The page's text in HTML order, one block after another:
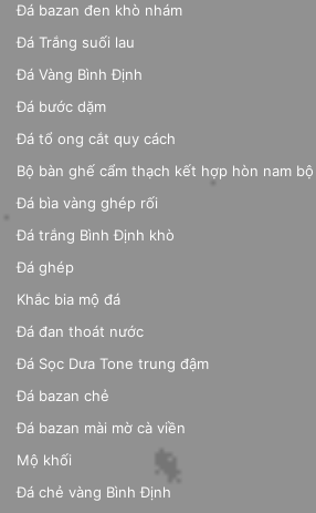
Đá bazan đen khò nhám
Đá Trắng suối lau
Đá Vàng Bình Định
Đá bước dặm
Đá tổ ong cắt quy cách
Bộ bàn ghế cẩm thạch kết hợp hòn nam bộ
Đá bìa vàng ghép rối
Đá trắng Bình Định khò
Đá ghép
Khắc bia mộ đá
Đá đan thoát nước
Đá Sọc Dưa Tone trung đậm
Đá bazan chẻ
Đá bazan mài mờ cà viền
Mộ khối
Đá chẻ vàng Bình Định